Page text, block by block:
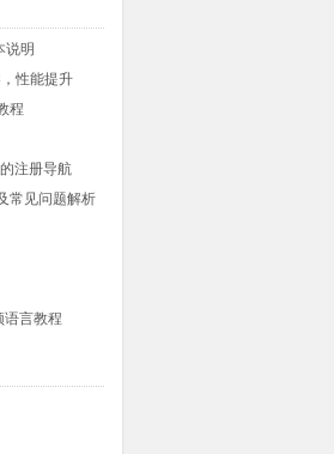
说明
性能提升
程
注册导航
常见问题解析
语言教程